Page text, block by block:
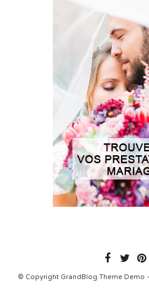
© Copyright GrandBlog Theme Demo